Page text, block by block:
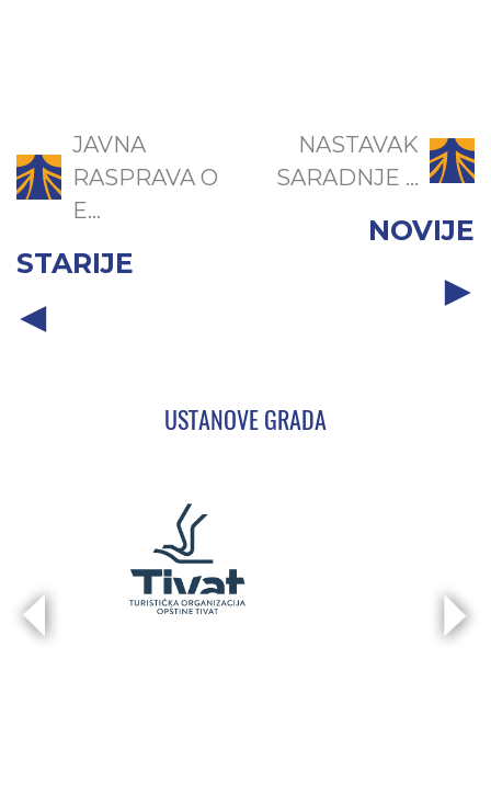
JAVNA
RASPRAVA O
E...
STARIJE
NASTAVAK
SARADNJE ...
NOVIJE
USTANOVE GRADA